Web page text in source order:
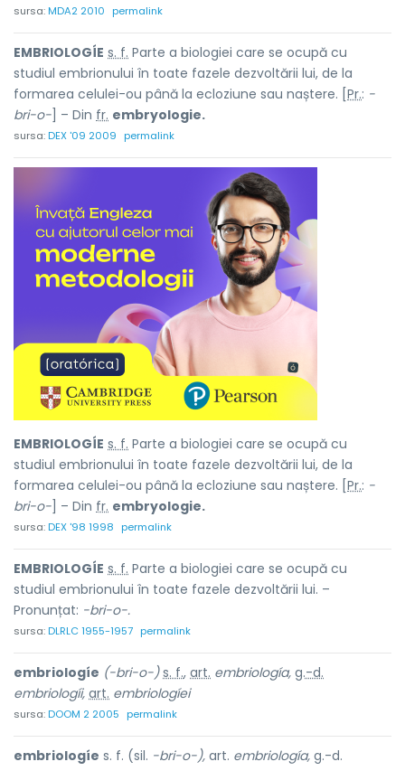
sursa:MDA2 2010 permalink
EMBRIOLOGÍE s. f. Parte a biologiei care se ocupă cu
studiul embrionului în toate fazele dezvoltării lui, de la
formarea celulei-ou până la ecloziune sau naștere. [ Pr.: -
bri-o- ] – Din fr. embryologie.
sursa:DEX '09 2009 permalink
EMBRIOLOGÍE s. f. Parte a biologiei care se ocupă cu
studiul embrionului în toate fazele dezvoltării lui, de la
formarea celulei-ou până la ecloziune sau naștere. [ Pr.: -
bri-o- ] – Din fr. embryologie.
sursa:DEX '98 1998 permalink
EMBRIOLOGÍE s. f. Parte a biologiei care se ocupă cu
studiul embrionului în toate fazele dezvoltării lui. –
Pronunțat: -bri-o-.
sursa:DLRLC 1955-1957 permalink
embriologíe (-bri-o-) s. f., art. embriología, g.-d.
embriologíi, art. embriologíei
sursa:DOOM 2 2005 permalink
embriologíe s. f. (sil. -bri-o-), art. embriología, g.-d.